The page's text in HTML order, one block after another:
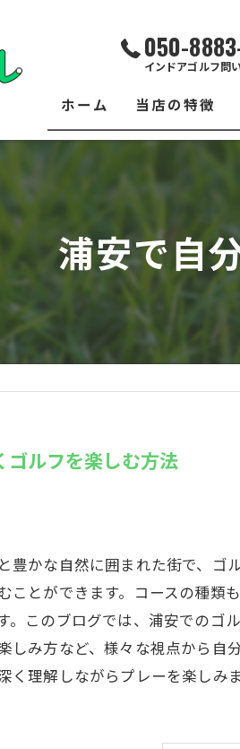
050-
インドアゴルフ問
ホーム 当店の特徴
練習場
フィッティング
浦安で自
ゴルフを楽しむ方法
豊かな自然に囲まれた街で、ゴ
ことができます。コースの種類
。このブログでは、浦安でのゴ
しみ方など、様々な視点から
く理解しながらプレーを楽しみ